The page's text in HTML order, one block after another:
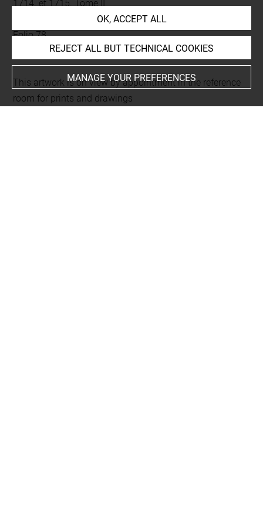
1714. et 1715. Tome II
Folio 78
rapporté sur onglet
This artwork is on view by appointment in the reference
room for prints and drawings
OK, ACCEPT ALL
REJECT ALL BUT TECHNICAL COOKIES
MANAGE YOUR PREFERENCES